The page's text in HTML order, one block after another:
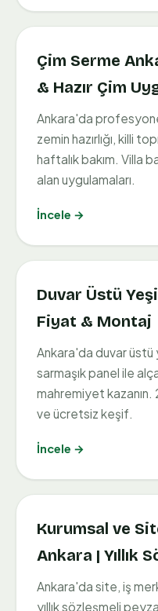
Çim Serme
& Hazır Çim
Ankara'da
zemin hazırlığı, killi
haftalık bakım. Villa
alan uygulamaları.
İncele →
Duvar Üstü
Fiyat & Montaj
Ankara'da duvar
sarmaşık panel ile
mahremiyet
ve ücretsiz keşif.
İncele →
Kurumsal ve
Ankara | Yıllık
Ankara'da site, iş
yıllık sözleşmeli